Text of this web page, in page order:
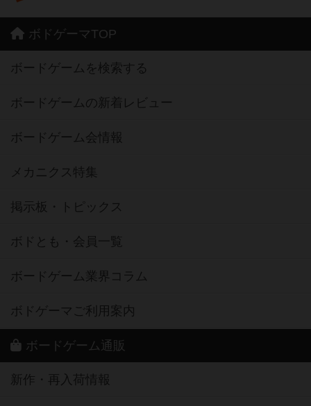
ボドゲーマTOP
ボードゲームを検索する
ボードゲームの新着レビュー
ボードゲーム会情報
メカニクス特集
掲示板・トピックス
ボドとも・会員一覧
ボードゲーム業界コラム
ボドゲーマご利用案内
ボードゲーム通販
新作・再入荷情報